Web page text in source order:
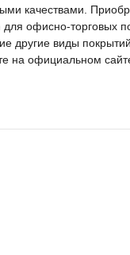
качествами.
для офисно-торговых
другие виды покрытий
на официальном